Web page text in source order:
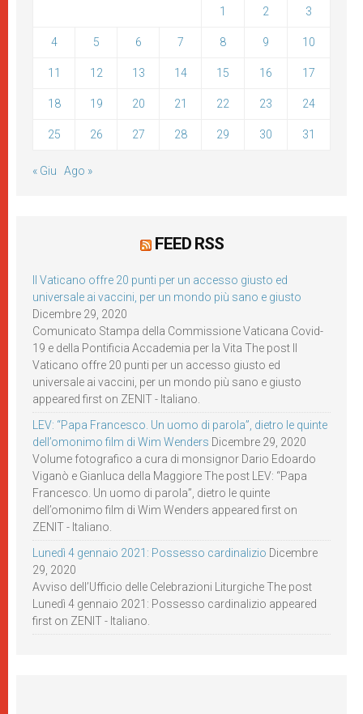
1 2 3
4 5 6 7 8 9 10
11 12 13 14 15 16 17
18 19 20 21 22 23 24
25 26 27 28 29 30 31
« Giu Ago »
FEED RSS
Il Vaticano offre 20 punti per un accesso giusto ed
universale ai vaccini, per un mondo più sano e giusto
Dicembre 29, 2020
Comunicato Stampa della Commissione Vaticana Covid-
19 e della Pontificia Accademia per la Vita The post Il
Vaticano offre 20 punti per un accesso giusto ed
universale ai vaccini, per un mondo più sano e giusto
appeared first on ZENIT - Italiano.
LEV: “Papa Francesco. Un uomo di parola”, dietro le quinte
dell’omonimo film di Wim Wenders Dicembre 29, 2020
Volume fotografico a cura di monsignor Dario Edoardo
Viganò e Gianluca della Maggiore The post LEV: “Papa
Francesco. Un uomo di parola”, dietro le quinte
dell’omonimo film di Wim Wenders appeared first on
ZENIT - Italiano.
Lunedì 4 gennaio 2021: Possesso cardinalizio Dicembre
29, 2020
Avviso dell’Ufficio delle Celebrazioni Liturgiche The post
Lunedì 4 gennaio 2021: Possesso cardinalizio appeared
first on ZENIT - Italiano.